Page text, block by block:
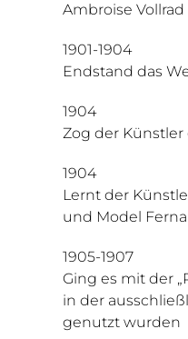
Ambroise Vollrad
1901-1904
Endstand das
1904
Zog der Künstler
1904
Lernt der
und Model
1905-1907
Ging es mit der
in der
genutzt wurden